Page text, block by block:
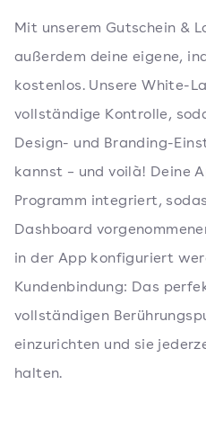
Mit unserem Gutschein &
außerdem deine eigene,
kostenlos. Unsere White-
vollständige Kontrolle,
Design- und Branding-
kannst – und voilà! Deine
Programm integriert,
Dashboard
in der App konfiguriert
Kundenbindung: Das
vollständigen
einzurichten und sie
halten.